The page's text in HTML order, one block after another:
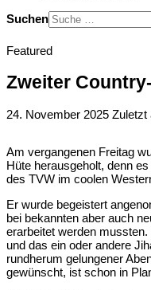
Suchen
Featured
Zweiter
24. November 2025 Zuletzt
Am vergangenen Freitag
Hüte herausgeholt, denn
des TVW im coolen
Er wurde begeistert
bei bekannten aber auch
erarbeitet werden
und das ein oder andere
rundherum gelungener
gewünscht, ist schon in